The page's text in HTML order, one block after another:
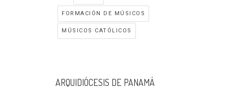
FORMACIÓN DE MÚSICOS
MÚSICOS CATÓLICOS
ARQUIDIÓCESIS DE PANAMÁ